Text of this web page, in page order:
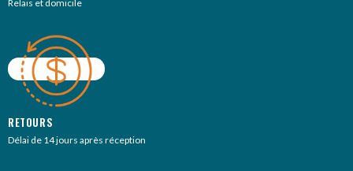
Relais et domicile
RETOURS
Délai de 14 jours après réception